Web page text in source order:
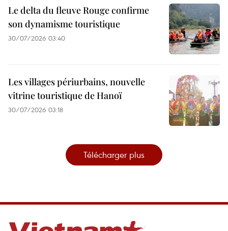
Le delta du fleuve Rouge confirme
son dynamisme touristique
30/07/2026 03:40
Les villages périurbains, nouvelle
vitrine touristique de Hanoï
30/07/2026 03:18
Télécharger plus